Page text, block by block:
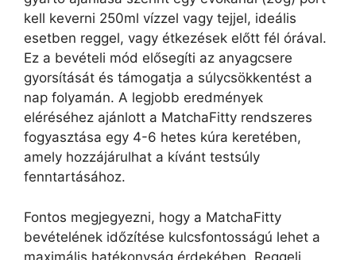
kell keverni 250ml vízzel vagy tejjel, ideális
esetben reggel, vagy étkezések előtt fél órával.
Ez a bevételi mód elősegíti az anyagcsere
gyorsítását és támogatja a súlycsökkentést a
nap folyamán. A legjobb eredmények
eléréséhez ajánlott a MatchaFitty rendszeres
fogyasztása egy 4-6 hetes kúra keretében,
amely hozzájárulhat a kívánt testsúly
fenntartásához.
Fontos megjegyezni, hogy a MatchaFitty
bevételének időzítése kulcsfontosságú lehet a
maximális hatékonyság érdekében. Reggeli